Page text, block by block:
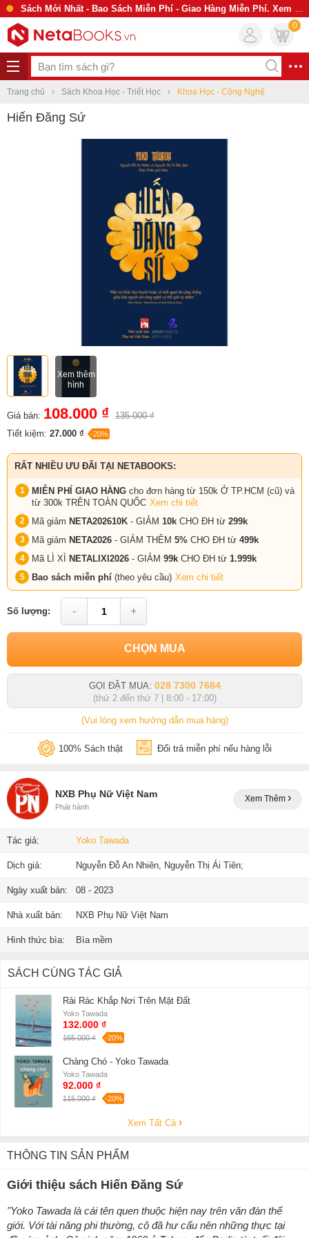
Sách Mới Nhất - Bao Sách Miễn Phí - Giao Hàng Miễn Phí. Xem Ngay
0
Trang chủ Sách Khoa Học - Triết Học Khoa Học - Công Nghệ
Hiến Đăng Sứ
Xem thêm
hình
Giá bán: 108.000 ₫ 135.000 ₫
Tiết kiệm: 27.000 ₫ -20%
RẤT NHIỀU ƯU ĐÃI TẠI NETABOOKS:
MIỄN PHÍ GIAO HÀNG cho đơn hàng từ 150k Ở TP.HCM (cũ) và
từ 300k TRÊN TOÀN QUỐC Xem chi tiết
Mã giảm NETA202610K - GIẢM 10k CHO ĐH từ 299k
Mã giảm NETA2026 - GIẢM THÊM 5% CHO ĐH từ 499k
Mã LÌ XÌ NETALIXI2026 - GIẢM 99k CHO ĐH từ 1.999k
Bao sách miễn phí (theo yêu cầu) Xem chi tiết
Số lượng: - +
CHỌN MUA
GỌI ĐẶT MUA: 028 7300 7684
(thứ 2 đến thứ 7 | 8:00 - 17:00)
(Vui lòng xem hướng dẫn mua hàng)
100% Sách thật Đổi trả miễn phí nếu hàng lỗi
NXB Phụ Nữ Việt Nam
Phát hành
Xem Thêm
Tác giả: Yoko Tawada
Dịch giả: Nguyễn Đỗ An Nhiên, Nguyễn Thị Ái Tiên;
Ngày xuất bản: 08 - 2023
Nhà xuất bản: NXB Phụ Nữ Việt Nam
Hình thức bìa: Bìa mềm
SÁCH CÙNG TÁC GIẢ
Rải Rác Khắp Nơi Trên Mặt Đất
Yoko Tawada
132.000 ₫
165.000 ₫ -20%
Chàng Chó - Yoko Tawada
Yoko Tawada
92.000 ₫
115.000 ₫ -20%
Xem Tất Cả
THÔNG TIN SẢN PHẨM
Giới thiệu sách Hiến Đăng Sứ
"Yoko Tawada là cái tên quen thuộc hiện nay trên văn đàn thế
giới. Với tài năng phi thường, cô đã hư cấu nên những thực tại